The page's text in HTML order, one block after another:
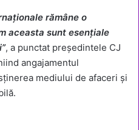
rămâne o
aceasta sunt esențiale
, a punctat președintele CJ
angajamentul
mediului de afaceri și